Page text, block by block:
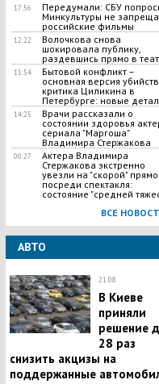
17:56
Передумали: СБУ
Минкультуры не
российские фильмы
12:22
Волочкова снова
шокировала публику,
раздевшись прямо в
11:54
Бытовой конфликт –
основная версия
критика Циликина в
Петербурге: новые
14:25
Врачи рассказали о
состоянии здоровья
сериала "Маргоша"
Владимира Стержакова
00:27
Актера Владимира
Стержакова экстренно
увезли на "скорой" прямо
посреди спектакля:
состояние "средней
ВСЕ
АВТО
21:08
В Киеве
приняли
решение
28 раз
снизить акцизы на
поддержанные